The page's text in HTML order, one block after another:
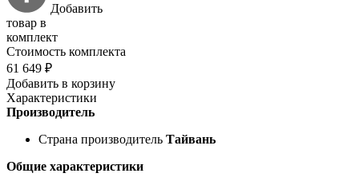
Добавить
товар в
комплект
Стоимость комплекта
61 649 ₽
Добавить в корзину
Характеристики
Производитель
Страна производитель Тайвань
Общие характеристики